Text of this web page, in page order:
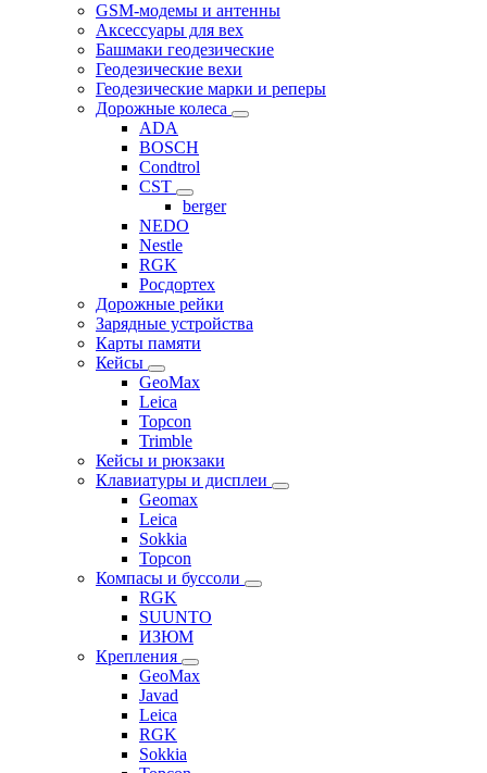
GSM-модемы и антенны
Аксессуары для вех
Башмаки геодезические
Геодезические вехи
Геодезические марки и реперы
Дорожные колеса
ADA
BOSCH
Condtrol
CST
berger
NEDO
Nestle
RGK
Росдортех
Дорожные рейки
Зарядные устройства
Карты памяти
Кейсы
GeoMax
Leica
Topcon
Trimble
Кейсы и рюкзаки
Клавиатуры и дисплеи
Geomax
Leica
Sokkia
Topcon
Компасы и буссоли
RGK
SUUNTO
ИЗЮМ
Крепления
GeoMax
Javad
Leica
RGK
Sokkia